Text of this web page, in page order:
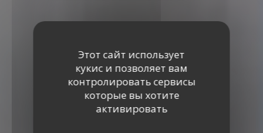
Этот сайт использует
кукис и позволяет вам
контролировать сервисы
которые вы хотите
активировать